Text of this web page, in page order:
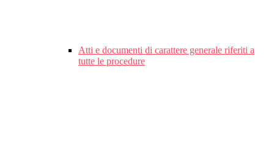
Atti e documenti di carattere generale riferiti a
tutte le procedure